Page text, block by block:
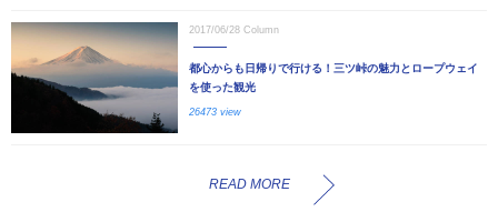
2017/06/28 Column
都心からも日帰りで行ける！三ツ峠の魅力とロープウェイ
を使った観光
26473 view
READ MORE